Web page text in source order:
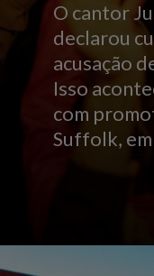
O cantor
declarou
acusação
Isso
com
Suffolk,